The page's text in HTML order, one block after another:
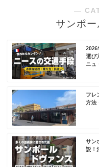
―
サンポ
2026
選び
ニュ
フレ
方法
サン
説！